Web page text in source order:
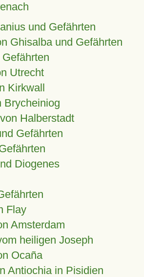
und Gefährten
Ghisalba und Gefährten
Utrecht
Kirkwall
Brycheiniog
Halberstadt
Gefährten
Diogenes
Flay
Amsterdam
heiligen Joseph
Ocaña
Antiochia in Pisidien